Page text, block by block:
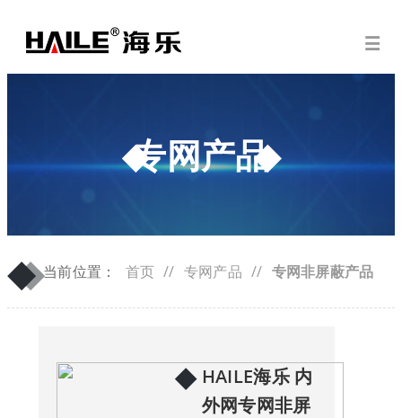
专网产品
◆
◆当前位置： 首页 // 专网产品 // 专网非屏蔽产品
◆ HAILE海乐 内
外网专网非屏